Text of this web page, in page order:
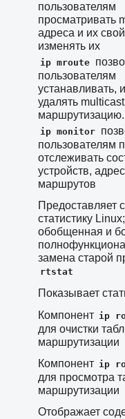
пользователям
просматривать
адреса и их
изменять их
ip mroute
пользователям
устанавливать,
удалять multicast
маршрутизацию.
ip monitor
пользователям
отслеживать
устройств,
маршрутов
Предоставляет
статистику
обобщенная и
замена старой
rtstat
Показывает
Компонент ip
для очистки
маршрутизации
Компонент ip
для просмотра
маршрутизации
Отображает